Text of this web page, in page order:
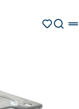
SUCHE
& Lösungen